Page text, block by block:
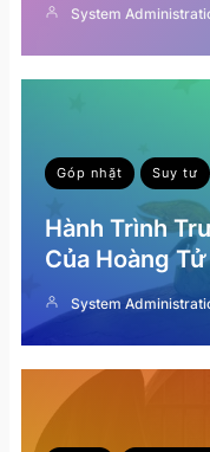
System
Góp nhặt Suy tư
Hành Trình
Của Hoàng Tử
System